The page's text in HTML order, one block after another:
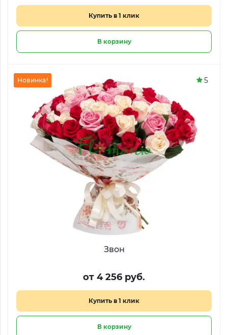
Купить в 1 клик
В корзину
Звон
от 4 256 руб.
Купить в 1 клик
В корзину
Новинка! 5